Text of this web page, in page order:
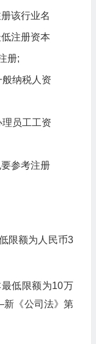
该行业名
注册资本
册;
纳税人资
员工工资
参考注册
限额为人民币3
低限额为10万
《公司法》第